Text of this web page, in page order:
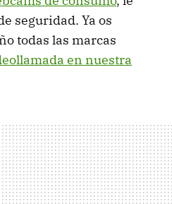
seguridad. Ya os
todas las marcas
en nuestra